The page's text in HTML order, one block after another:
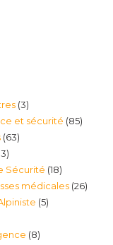
33
produits
et sécurité 8585
6363
13
produits
Sécurité 1818
produits
médicales 2626
55
88